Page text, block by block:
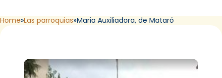
Home Las parroquias Maria Auxiliadora, de Mataró